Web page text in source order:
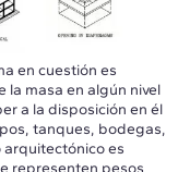
en cuestión es
la masa en algún nivel
a la disposición en él
tanques, bodegas,
arquitectónico es
representen pesos